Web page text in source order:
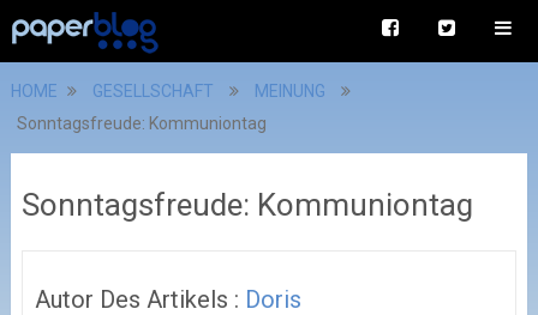
HOME GESELLSCHAFT
MEINUNG
Sonntagsfreude: Kommuniontag
Sonntagsfreude: Kommuniontag
Autor Des Artikels : Doris